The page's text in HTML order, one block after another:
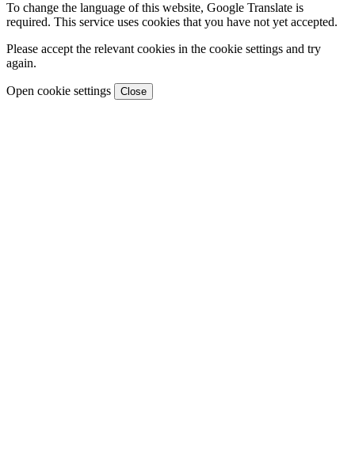
To change the language of this website, Google Translate is
required. This service uses cookies that you have not yet accepted.
Please accept the relevant cookies in the cookie settings and try
again.
Open cookie settings Close